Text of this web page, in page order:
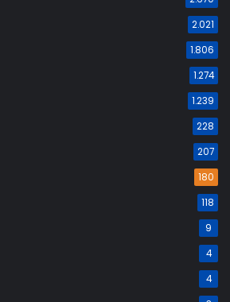
2.021
1.806
1.274
1.239
228
207
180
118
9
4
4